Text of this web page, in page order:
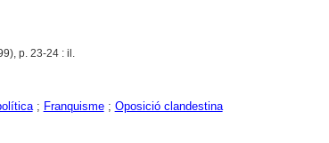
p. 23-24 : il.
; Franquisme; Oposició clandestina